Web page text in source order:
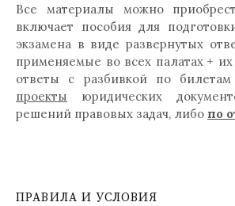
Все материалы можно
включает пособия для
экзамена в виде развернутых
применяемые во всех палатах + их
ответы с разбивкой по
проекты юридических
решений правовых задач, либо по
ПРАВИЛА И УСЛОВИЯ